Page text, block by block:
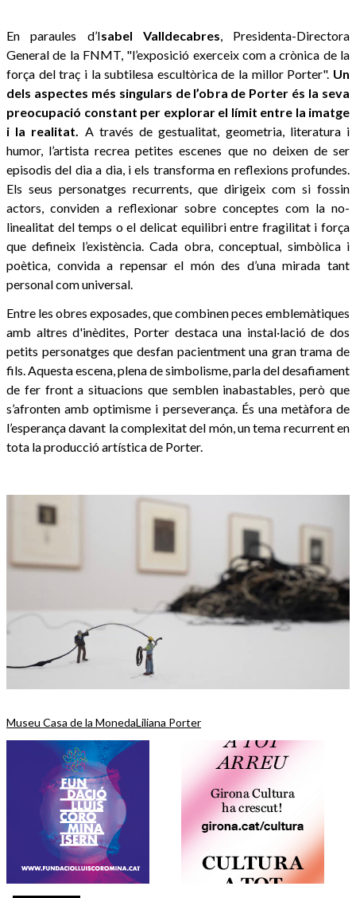
En paraules d’Isabel Valldecabres , Presidenta-Directora
General de la FNMT, "l’exposició exerceix com a crònica de la
força del traç i la subtilesa escultòrica de la millor Porter". Un
dels aspectes més singulars de l’obra de Porter és la seva
preocupació constant per explorar el límit entre la imatge
i la realitat. A través de gestualitat, geometria, literatura i
humor, l’artista recrea petites escenes que no deixen de ser
episodis del dia a dia, i els transforma en reflexions profundes.
Els seus personatges recurrents, que dirigeix com si fossin
actors, conviden a reflexionar sobre conceptes com la no-
linealitat del temps o el delicat equilibri entre fragilitat i força
que defineix l’existència. Cada obra, conceptual, simbòlica i
poètica, convida a repensar el món des d’una mirada tant
personal com universal.
Entre les obres exposades, que combinen peces emblemàtiques
amb altres d'inèdites, Porter destaca una instal·lació de dos
petits personatges que desfan pacientment una gran trama de
fils. Aquesta escena, plena de simbolisme, parla del desafiament
de fer front a situacions que semblen inabastables, però que
s’afronten amb optimisme i perseverança. És una metàfora de
l’esperança davant la complexitat del món, un tema recurrent en
tota la producció artística de Porter.
Museu Casa de la MonedaLiliana Porter